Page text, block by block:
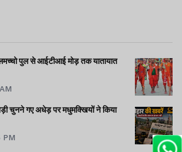
पुल से आईटीआई मोड़ तक यातायात
गए अधेड़ पर मधुमक्खियों ने किया
PM